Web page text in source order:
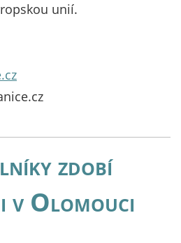
unií.
zdobí
v Olomouci